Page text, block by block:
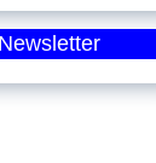
Newsletter